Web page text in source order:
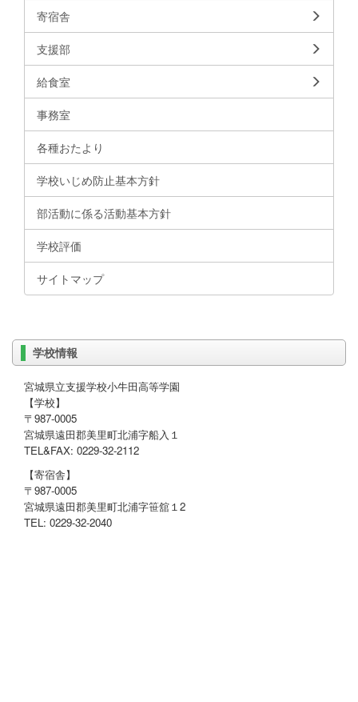
寄宿舎
支援部
給食室
事務室
各種おたより
学校いじめ防止基本方針
部活動に係る活動基本方針
学校評価
サイトマップ
学校情報
宮城県立支援学校小牛田高等学園
【学校】
〒987-0005
宮城県遠田郡美里町北浦字船入１
TEL&FAX: 0229-32-2112
【寄宿舎】
〒987-0005
宮城県遠田郡美里町北浦字笹舘１2
TEL: 0229-32-2040